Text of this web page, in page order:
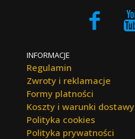
INFORMACJE
Regulamin
Zwroty i reklamacje
Formy platności
Koszty i warunki dostawy
Polityka cookies
Polityka prywatności